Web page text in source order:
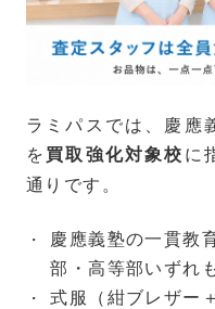
ラミパスでは、慶應
を買取強化対象校に
通りです。
慶應義塾の一貫教
部・高等部いずれ
式服（紺ブレザー